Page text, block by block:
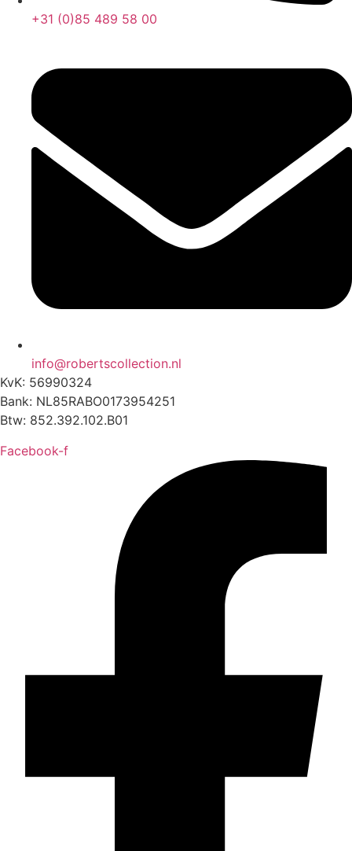
+31 (0)85 489 58 00
info@robertscollection.nl
KvK: 56990324
Bank: NL85RABO0173954251
Btw: 852.392.102.B01
Facebook-f